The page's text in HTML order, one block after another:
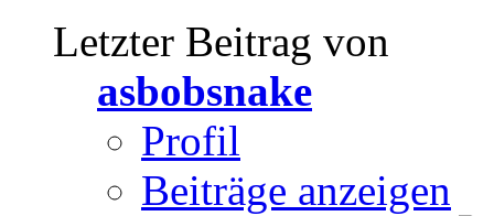
Letzter Beitrag von
asbobsnake
Profil
Beiträge anzeigen